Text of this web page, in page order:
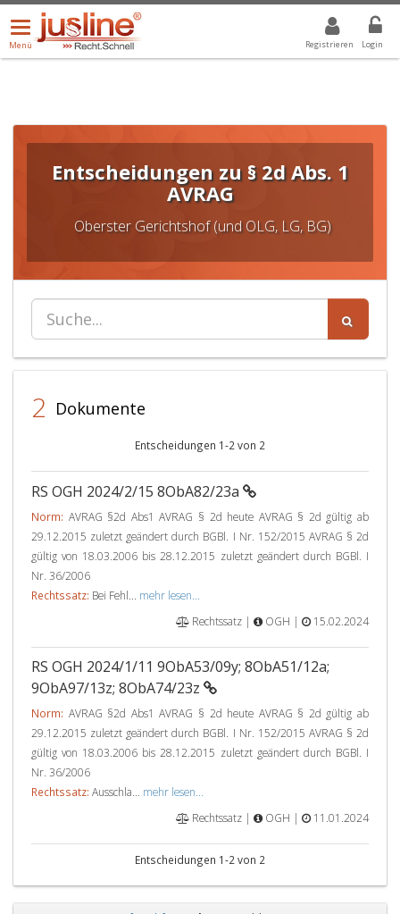
Registrieren Login
Menü
öffnen/schließen
Menü
ALLE DROPDOWN: GEWÄHLTER WERT IST ALLE
Entscheidungen zu § 2d Abs. 1
AVRAG
Oberster Gerichtshof (und OLG, LG, BG)
2 Dokumente
Entscheidungen 1-2 von 2
RS OGH 2024/2/15 8ObA82/23a
Norm: AVRAG §2d Abs1 AVRAG § 2d heute AVRAG § 2d gültig ab
29.12.2015 zuletzt geändert durch BGBl. I Nr. 152/2015 AVRAG § 2d
gültig von 18.03.2006 bis 28.12.2015 zuletzt geändert durch BGBl. I
Nr. 36/2006
Rechtssatz: Bei Fehl... mehr lesen...
Rechtssatz |
OGH | 15.02.2024
RS OGH 2024/1/11 9ObA53/09y; 8ObA51/12a;
9ObA97/13z; 8ObA74/23z
Norm: AVRAG §2d Abs1 AVRAG § 2d heute AVRAG § 2d gültig ab
29.12.2015 zuletzt geändert durch BGBl. I Nr. 152/2015 AVRAG § 2d
gültig von 18.03.2006 bis 28.12.2015 zuletzt geändert durch BGBl. I
Nr. 36/2006
Rechtssatz: Ausschla... mehr lesen...
Rechtssatz |
OGH | 11.01.2024
Entscheidungen 1-2 von 2